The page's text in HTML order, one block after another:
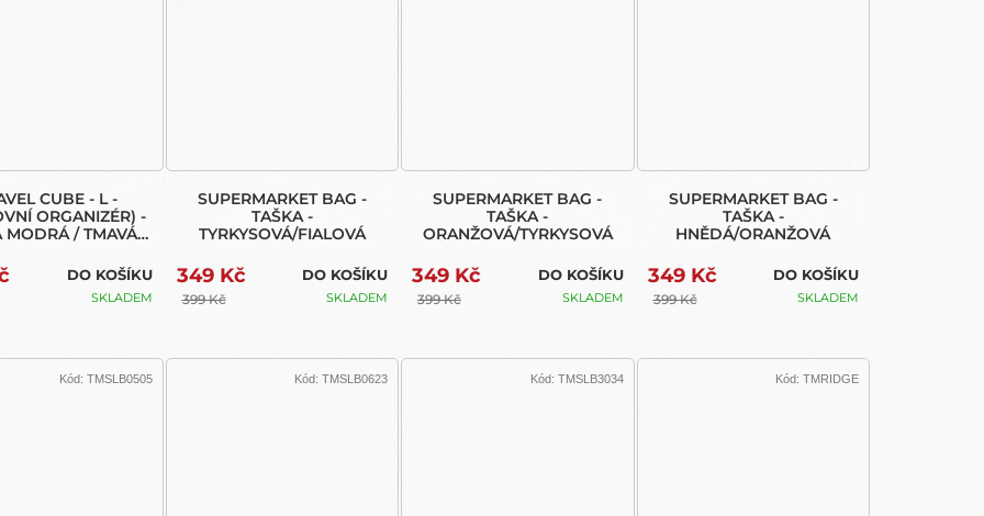
CUBE - L -
ORGANIZÉR) -
MODRÁ / TMAVÁ
DO KOŠÍKU
SKLADEM
SUPERMARKET BAG -
TAŠKA -
TYRKYSOVÁ/FIALOVÁ
349 Kč
399 Kč
DO KOŠÍKU
SKLADEM
SUPERMARKET BAG -
TAŠKA -
ORANŽOVÁ/TYRKYSOVÁ
349 Kč
399 Kč
DO KOŠÍKU
SKLADEM
SUPERMARKET BAG -
TAŠKA -
HNĚDÁ/ORANŽOVÁ
349 Kč
399 Kč
DO KOŠÍKU
SKLADEM
Kód: TMSLB0505 Kód: TMSLB0623 Kód: TMSLB3034 Kód: TMRIDGE